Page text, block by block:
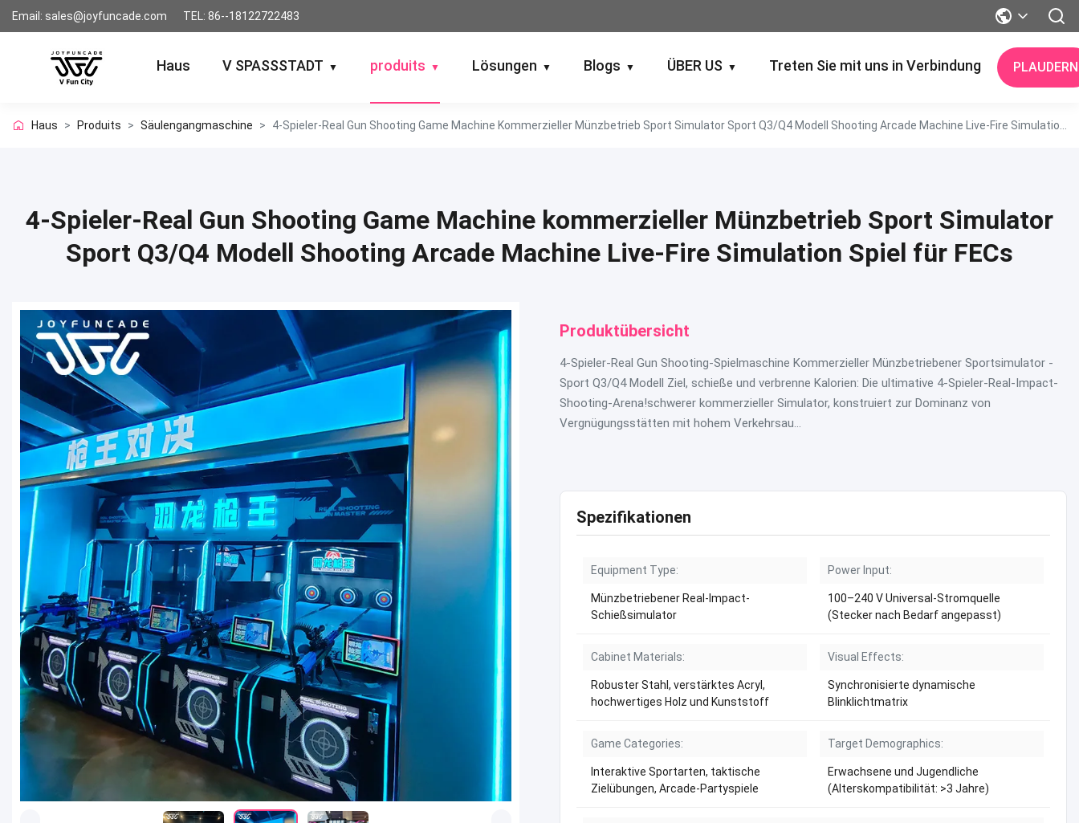
Email: sales@joyfuncade.com TEL: 86--18122722483
Haus V SPASSSTADT ▼ produits ▼ Lösungen ▼ Blogs ▼ ÜBER US ▼ Treten Sie mit uns in Verbindung PLAUDERN
Haus > Produits > Säulengangmaschine >
4-Spieler-Real Gun Shooting Game Machine kommerzieller Münzbetrieb Sport Simulator
Sport Q3/Q4 Modell Shooting Arcade Machine Live-Fire Simulation Spiel für FECs
Produktübersicht
4-Spieler-Real Gun Shooting-Spielmaschine Kommerzieller Münzbetriebener Sportsimulator -
Sport Q3/Q4 Modell Ziel, schieße und verbrenne Kalorien: Die ultimative 4-Spieler-Real-Impact-
Shooting-Arena!schwerer kommerzieller Simulator, konstruiert zur Dominanz von
Vergnügungsstätten mit hohem Verkehrsau...
Spezifikationen
Equipment Type:
Münzbetriebener Real-Impact-
Schießsimulator
Power Input:
100–240 V Universal-Stromquelle
(Stecker nach Bedarf angepasst)
Cabinet Materials:
Robuster Stahl, verstärktes Acryl,
hochwertiges Holz und Kunststoff
Visual Effects:
Synchronisierte dynamische
Blinklichtmatrix
Game Categories:
Interaktive Sportarten, taktische
Zielübungen, Arcade-Partyspiele
Target Demographics:
Erwachsene und Jugendliche
(Alterskompatibilität: >3 Jahre)